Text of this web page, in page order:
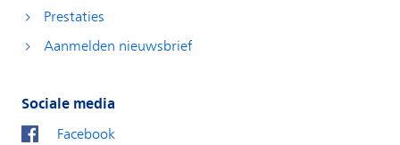
Prestaties
Aanmelden nieuwsbrief
Sociale media
Facebook